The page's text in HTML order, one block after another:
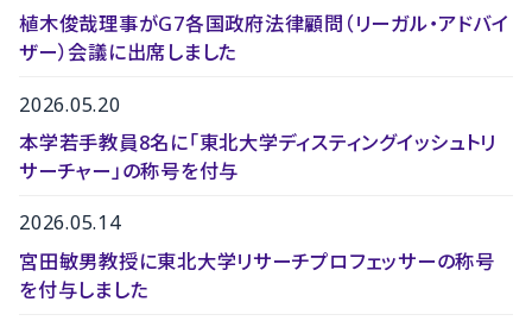
植木俊哉理事がG7各国政府法律顧問（リーガル・アドバイ
ザー）会議に出席しました
2026.05.20
本学若手教員8名に「東北大学ディスティングイッシュトリ
サーチャー」の称号を付与
2026.05.14
宮田敏男教授に東北大学リサーチプロフェッサーの称号
を付与しました